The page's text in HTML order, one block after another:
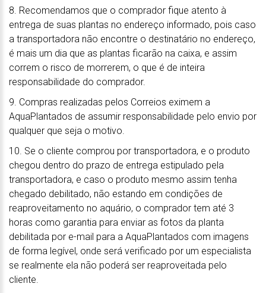
8. Recomendamos que o comprador fique atento à
entrega de suas plantas no endereço informado, pois caso
a transportadora não encontre o destinatário no endereço,
é mais um dia que as plantas ficarão na caixa, e assim
correm o risco de morrerem, o que é de inteira
responsabilidade do comprador.
9. Compras realizadas pelos Correios eximem a
AquaPlantados de assumir responsabilidade pelo envio por
qualquer que seja o motivo.
10. Se o cliente comprou por transportadora, e o produto
chegou dentro do prazo de entrega estipulado pela
transportadora, e caso o produto mesmo assim tenha
chegado debilitado, não estando em condições de
reaproveitamento no aquário, o comprador tem até 3
horas como garantia para enviar as fotos da planta
debilitada por e-mail para a AquaPlantados com imagens
de forma legível, onde será verificado por um especialista
se realmente ela não poderá ser reaproveitada pelo
cliente.